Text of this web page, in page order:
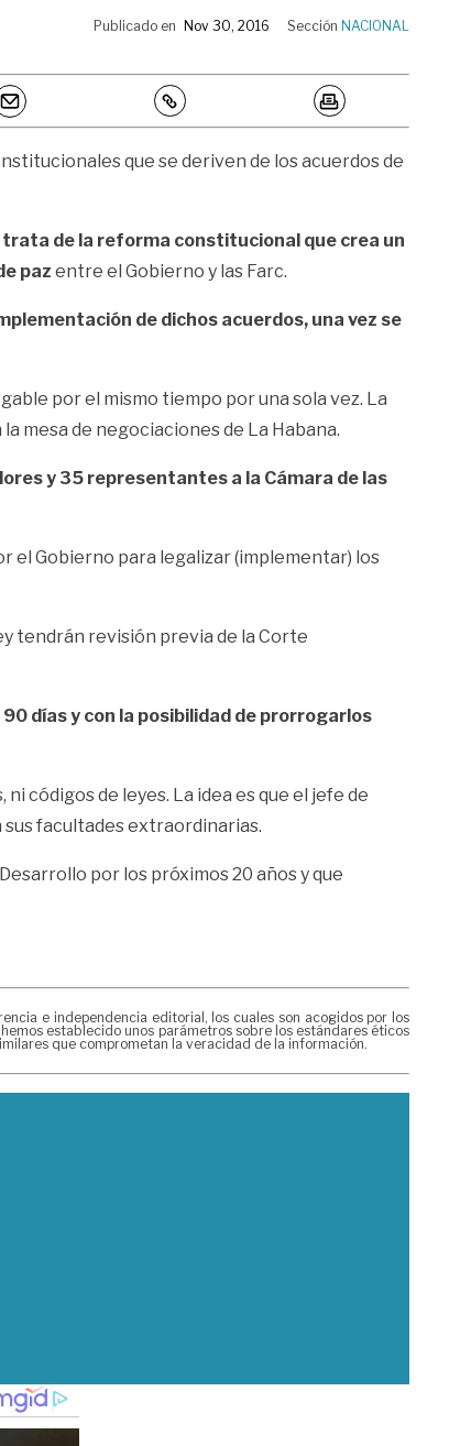
Publicado en Nov 30, 2016 Sección NACIONAL
que se deriven de los acuerdos de
de la reforma constitucional que crea un
paz entre el Gobierno y las Farc.
de dichos acuerdos, una vez se
por el mismo tiempo por una sola vez. La
mesa de negociaciones de La Habana.
y 35 representantes a la Cámara de las
el Gobierno para legalizar (implementar) los
tendrán revisión previa de la Corte
días y con la posibilidad de prorrogarlos
códigos de leyes. La idea es que el jefe de
facultades extraordinarias.
por los próximos 20 años y que
e independencia editorial, los cuales son acogidos por los
establecido unos parámetros sobre los estándares éticos
que comprometan la veracidad de la información.